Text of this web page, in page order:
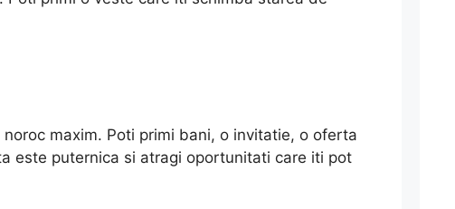
maxim. Poti primi bani, o invitatie, o oferta
este puternica si atragi oportunitati care iti pot